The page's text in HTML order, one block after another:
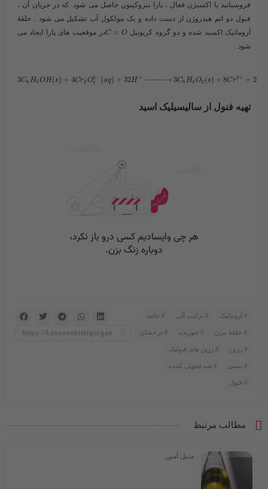
فروسیانید یا اکسیژن فعال ، پارا بنزوکینون حاصل می شود .که در جریان آن ،
فنول دو اتم هیدروژن از دست داده و یک مولکول آب تشکیل می شود . حلقۀ
آروماتیک اکسید شده و دو گروه کربونیل ​
C = O
​در موقعیت های پارا ایجاد می
شود .
3C6 H5 OH(s) + 4Cr2 O2−
7
(aq) + 32H + − →
−−−− 3C6 H4 O2 (s) + 8Cr3+ + 25
تهیه فنول از سالیسیلیک اسید
آروماتیک ترکیب آلی جامد
حلقۀ بنزن خورنده درخشان
رزین رزین های فنولیک
سمی ضدعفونی کننده
فنول
مطالب مرتبط
متیل آمین